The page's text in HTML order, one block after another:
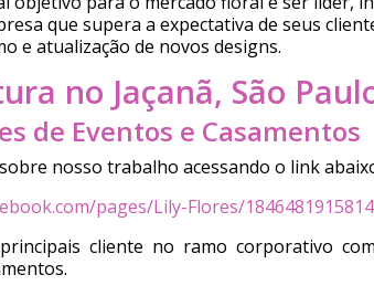
que supera a expectativa de seus
e atualização de novos designs.
no Jaçanã, São
de Eventos e Casamentos
nosso trabalho acessando o link
pages/Lily-Flores/
cliente no ramo corporativo